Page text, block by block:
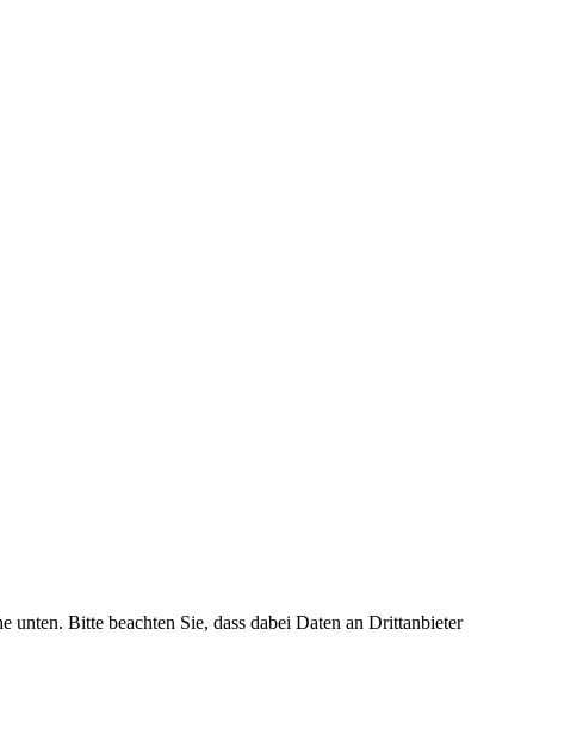
Bitte beachten Sie, dass dabei Daten an Drittanbieter